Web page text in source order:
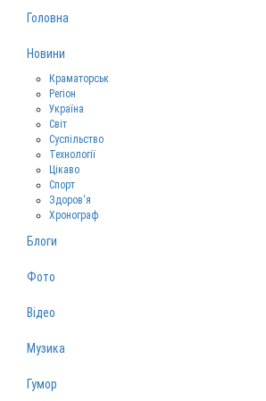
Головна
Новини
Краматорськ
Регіон
Україна
Світ
Суспільство
Технології
Цікаво
Спорт
Здоров‘я
Хронограф
Блоги
Фото
Відео
Музика
Гумор